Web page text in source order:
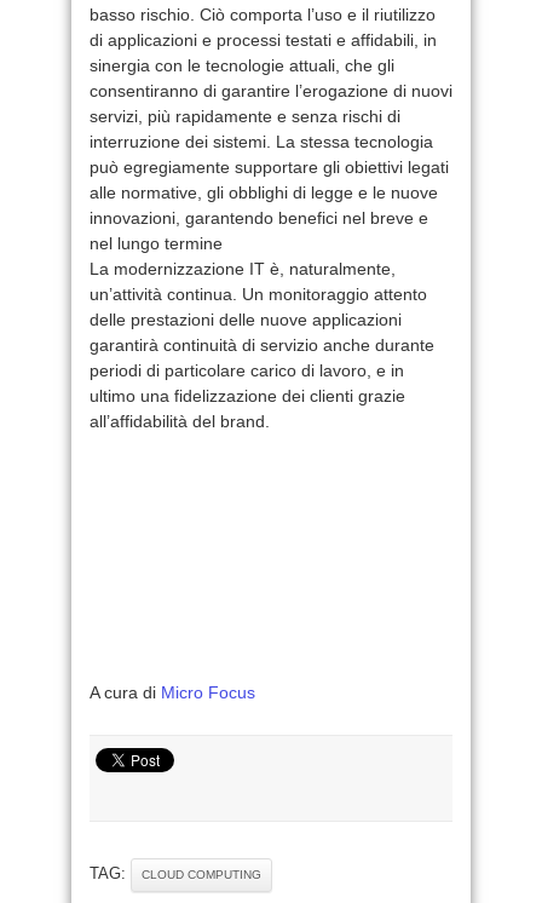
basso rischio. Ciò comporta l’uso e il riutilizzo
di applicazioni e processi testati e affidabili, in
sinergia con le tecnologie attuali, che gli
consentiranno di garantire l’erogazione di nuovi
servizi, più rapidamente e senza rischi di
interruzione dei sistemi. La stessa tecnologia
può egregiamente supportare gli obiettivi legati
alle normative, gli obblighi di legge e le nuove
innovazioni, garantendo benefici nel breve e
nel lungo termine
La modernizzazione IT è, naturalmente,
un’attività continua. Un monitoraggio attento
delle prestazioni delle nuove applicazioni
garantirà continuità di servizio anche durante
periodi di particolare carico di lavoro, e in
ultimo una fidelizzazione dei clienti grazie
all’affidabilità del brand.
A cura di Micro Focus
TAG: CLOUD COMPUTING